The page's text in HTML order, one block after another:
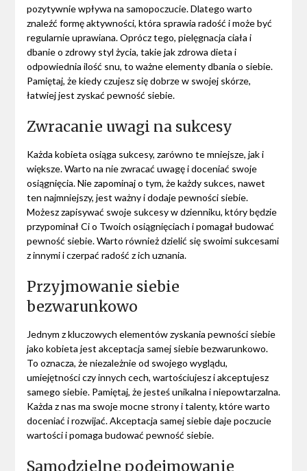
pozytywnie wpływa na samopoczucie. Dlatego warto
znaleźć formę aktywności, która sprawia radość i może być
regularnie uprawiana. Oprócz tego, pielęgnacja ciała i
dbanie o zdrowy styl życia, takie jak zdrowa dieta i
odpowiednia ilość snu, to ważne elementy dbania o siebie.
Pamiętaj, że kiedy czujesz się dobrze w swojej skórze,
łatwiej jest zyskać pewność siebie.
Zwracanie uwagi na sukcesy
Każda kobieta osiąga sukcesy, zarówno te mniejsze, jak i
większe. Warto na nie zwracać uwagę i doceniać swoje
osiągnięcia. Nie zapominaj o tym, że każdy sukces, nawet
ten najmniejszy, jest ważny i dodaje pewności siebie.
Możesz zapisywać swoje sukcesy w dzienniku, który będzie
przypominał Ci o Twoich osiągnięciach i pomagał budować
pewność siebie. Warto również dzielić się swoimi sukcesami
z innymi i czerpać radość z ich uznania.
Przyjmowanie siebie
bezwarunkowo
Jednym z kluczowych elementów zyskania pewności siebie
jako kobieta jest akceptacja samej siebie bezwarunkowo.
To oznacza, że niezależnie od swojego wyglądu,
umiejętności czy innych cech, wartościujesz i akceptujesz
samego siebie. Pamiętaj, że jesteś unikalna i niepowtarzalna.
Każda z nas ma swoje mocne strony i talenty, które warto
doceniać i rozwijać. Akceptacja samej siebie daje poczucie
wartości i pomaga budować pewność siebie.
Samodzielne podejmowanie